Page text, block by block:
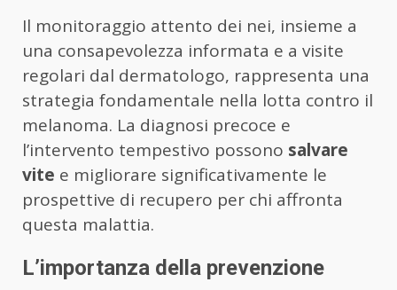
Il monitoraggio attento dei nei, insieme a
una consapevolezza informata e a visite
regolari dal dermatologo, rappresenta una
strategia fondamentale nella lotta contro il
melanoma. La diagnosi precoce e
l’intervento tempestivo possono salvare
vite e migliorare significativamente le
prospettive di recupero per chi affronta
questa malattia.
L’importanza della prevenzione